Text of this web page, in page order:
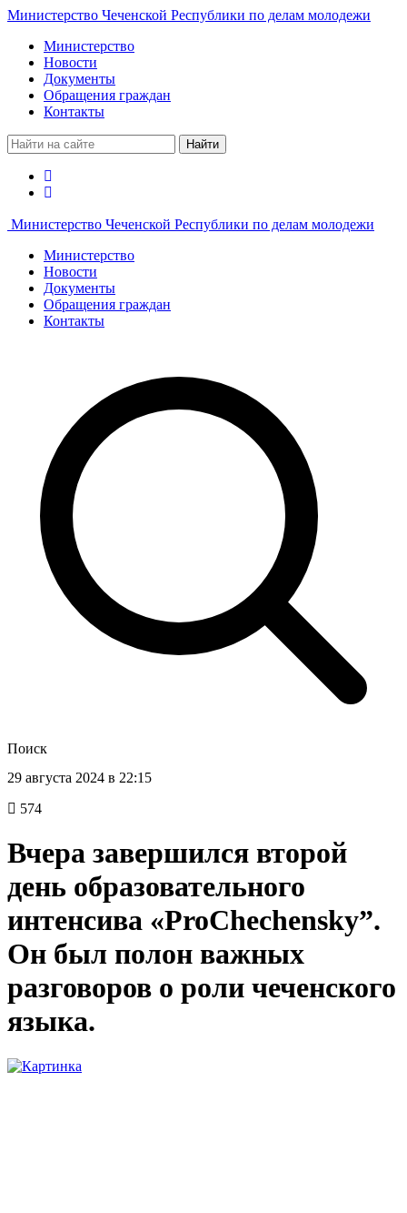
Министерство Чеченской Республики по делам молодежи
Министерство
Новости
Документы
Обращения граждан
Контакты
Найти
Министерство Чеченской Республики по делам молодежи
Министерство
Новости
Документы
Обращения граждан
Контакты
Поиск
29 августа 2024 в 22:15
574
Вчера завершился второй
день образовательного
интенсива «ProChechensky”.
Он был полон важных
разговоров о роли чеченского
языка.